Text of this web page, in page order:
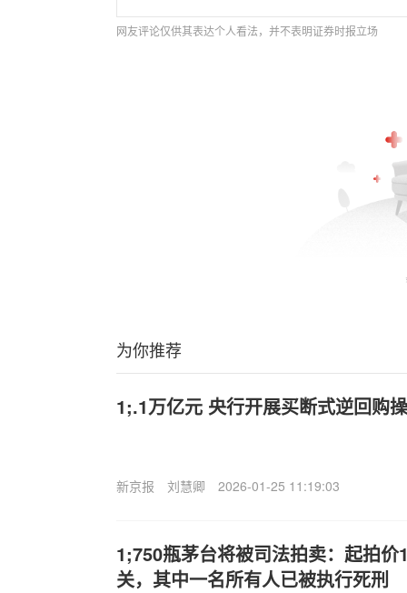
网友评论仅供其表达个人看法，并不表明证券时报立场
为你推荐
1;.1万亿元 央行开展买断式逆回购
新京报 刘慧卿 2026-01-25 11:19:03
1;750瓶茅台将被司法拍卖：起拍价
关，其中一名所有人已被执行死刑